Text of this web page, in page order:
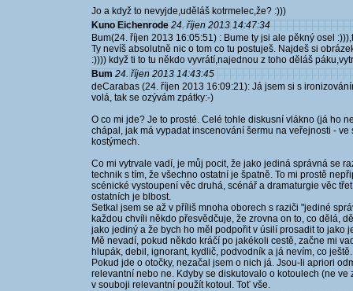
Jo a když to nevyjde,uděláš kotrmelec,že? :)))
Kuno Eichenrode 24. říjen 2013 14:47:34
Bum(24. říjen 2013 16:05:51) : Bume ty jsi ale pěkný osel
Ty nevíš absolutně nic o tom co tu postuješ. Najdeš si
:)))) když ti to tu někdo vyvrátí,najednou z toho děláš
Bum 24. říjen 2013 14:43:45
deCarabas (24. říjen 2013 16:09:21): Já jsem si s
volá, tak se ozývám zpátky:-)
O co mi jde? Je to prosté. Celé tohle diskusní vlákno (já ho
chápal, jak má vypadat inscenování šermu na veřejnosti -
kostýmech.
Co mi vytrvale vadí, je můj pocit, že jako jediná správná se
technik s tím, že všechno ostatní je špatně. To mi prostě
scénické vystoupení věc druhá, scénář a dramaturgie věc
ostatních je blbost.
Setkal jsem se až v příliš mnoha oborech s raziči "jediné
každou chvíli někdo přesvědčuje, že zrovna on to, co dělá,
jako jediný a že bych ho měl podpořit v úsilí prosadit to jako
Mě nevadí, pokud někdo kráčí po jakékoli cestě, začne mi
hlupák, debil, ignorant, kydlič, podvodník a já nevím, co ještě.
Pokud jde o otočky, nezačal jsem o nich já. Jsou-li apriori
relevantní nebo ne. Kdyby se diskutovalo o kotoulech (ne
v souboji relevantní použít kotoul. Toť vše.